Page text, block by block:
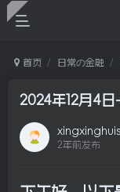
首页 日常の金融
2024年12月4
2年前发布